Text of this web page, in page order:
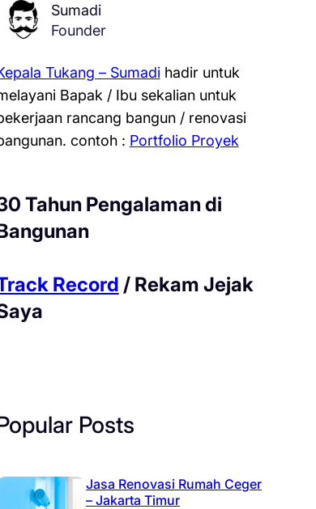
Sumadi
Founder
Tukang – Sumadihadir untuk
Bapak / Ibu sekalian untuk
rancang bangun / renovasi
contoh : Portfolio Proyek
Tahun Pengalaman di
Record / Rekam Jejak
Posts
Jasa Renovasi Rumah Ceger
– Jakarta Timur